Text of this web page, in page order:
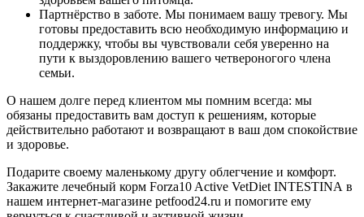
Партнёрство в заботе. Мы понимаем вашу тревогу. Мы
готовы предоставить всю необходимую информацию и
поддержку, чтобы вы чувствовали себя уверенно на
пути к выздоровлению вашего четвероногого члена
семьи.
О нашем долге перед клиентом мы помним всегда: мы
обязаны предоставить вам доступ к решениям, которые
действительно работают и возвращают в ваш дом спокойствие
и здоровье.
Подарите своему маленькому другу облегчение и комфорт.
Закажите лечебный корм Forza10 Active VetDiet INTESTINA в
нашем интернет-магазине petfood24.ru и помогите ему